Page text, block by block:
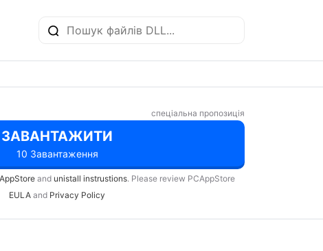
спеціальна пропозиція
ЗАВАНТАЖИТИ
10 Завантаження
and unistall instrustions. Please review PCAppStore
EULA and Privacy Policy